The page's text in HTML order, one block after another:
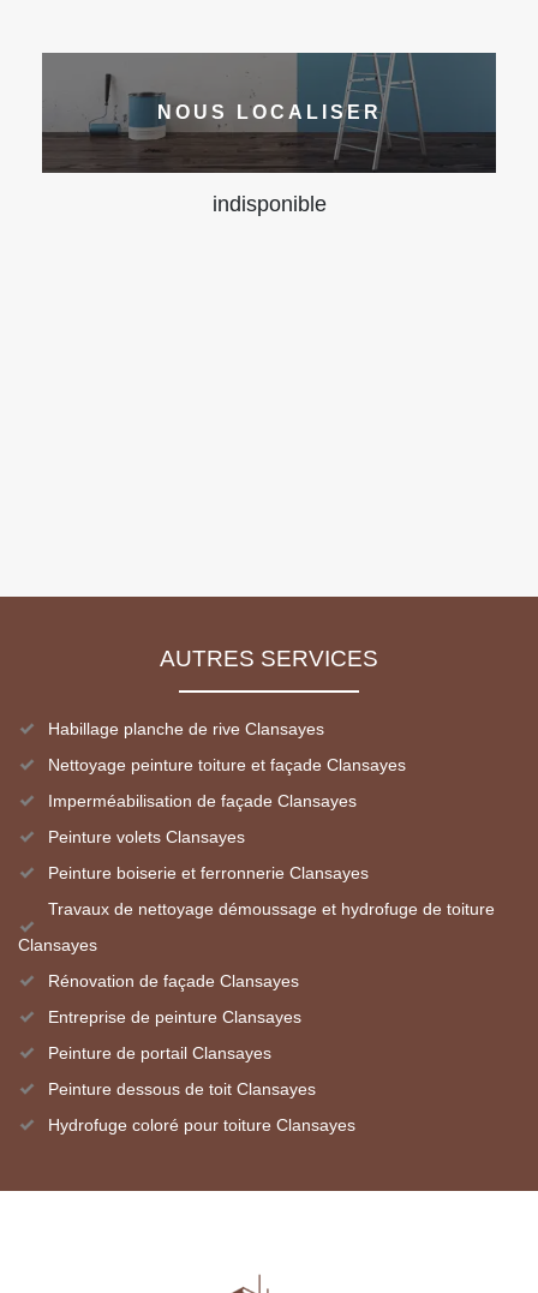
NOUS LOCALISER
indisponible
AUTRES SERVICES
Habillage planche de rive Clansayes
Nettoyage peinture toiture et façade Clansayes
Imperméabilisation de façade Clansayes
Peinture volets Clansayes
Peinture boiserie et ferronnerie Clansayes
Travaux de nettoyage démoussage et hydrofuge de toiture
Clansayes
Rénovation de façade Clansayes
Entreprise de peinture Clansayes
Peinture de portail Clansayes
Peinture dessous de toit Clansayes
Hydrofuge coloré pour toiture Clansayes